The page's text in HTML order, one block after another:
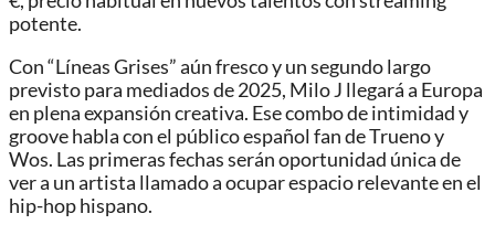
potente.
Con “Líneas Grises” aún fresco y un segundo largo
previsto para mediados de 2025, Milo J llegará a Europa
en plena expansión creativa. Ese combo de intimidad y
groove habla con el público español fan de Trueno y
Wos. Las primeras fechas serán oportunidad única de
ver a un artista llamado a ocupar espacio relevante en el
hip-hop hispano.